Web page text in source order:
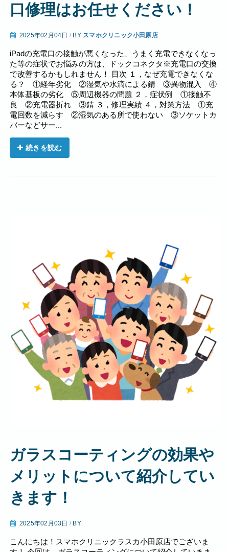
口修理はお任せください！
2025年02月04日 / BY スマホクリニック小田原店
iPadの充電口の接触が悪くなった、うまく充電できなくなっ
た等の症状でお悩みの方は、ドックコネクタ※充電口の交換
で改善するかもしれません！ 目次 １，なぜ充電できなくな
る？ ①経年劣化 ②湿気や水滴による錆 ③異物混入 ④
本体基板の劣化 ⑤周辺機器の問題 ２，症状例 ①接触不
良 ②充電器折れ ③錆 ３，修理実績 ４，対策方法 ①充
電回数を減らす ②湿気のある所で使わない ③ソケットカ
バーなどサー...
続きを読む
ガラスコーティングの効果や
メリットについて紹介してい
きます！
2025年02月03日 / BY
こんにちは！スマホクリニックラスカ小田原店でございま